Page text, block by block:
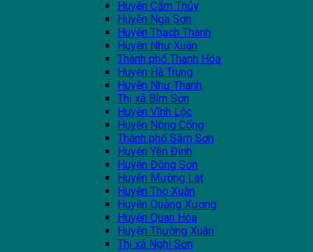
Huyện Cẩm Thủy
Huyện Nga Sơn
Huyện Thạch Thành
Huyện Như Xuân
Thành phố Thanh Hóa
Huyện Hà Trung
Huyện Như Thanh
Thị xã Bỉm Sơn
Huyện Vĩnh Lộc
Huyện Nông Cống
Thành phố Sầm Sơn
Huyện Yên Định
Huyện Đông Sơn
Huyện Mường Lát
Huyện Thọ Xuân
Huyện Quảng Xương
Huyện Quan Hóa
Huyện Thường Xuân
Thị xã Nghi Sơn